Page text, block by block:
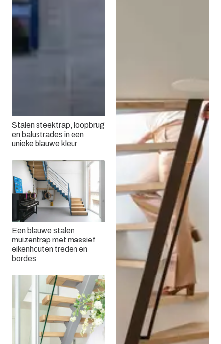
Stalen steektrap, loopbrug
en balustrades in een
unieke blauwe kleur
Een blauwe stalen
muizentrap met massief
eikenhouten treden en
bordes